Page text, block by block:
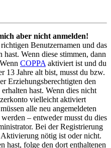
aber nicht anmelden!
Benutzernamen und das
hast. Wenn diese stimmen, dann
COPPA aktiviert ist und du
13 Jahre alt bist, musst du bzw.
Erziehungsberechtigten den
hast. Wenn dies nicht
vielleicht aktiviert
alle neu angemeldeten
– entweder musst du dies
Bei der Registrierung
nötig ist oder nicht.
hast, folge den dort enthaltenen